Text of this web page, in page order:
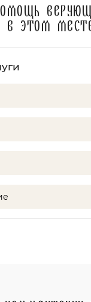
в этом